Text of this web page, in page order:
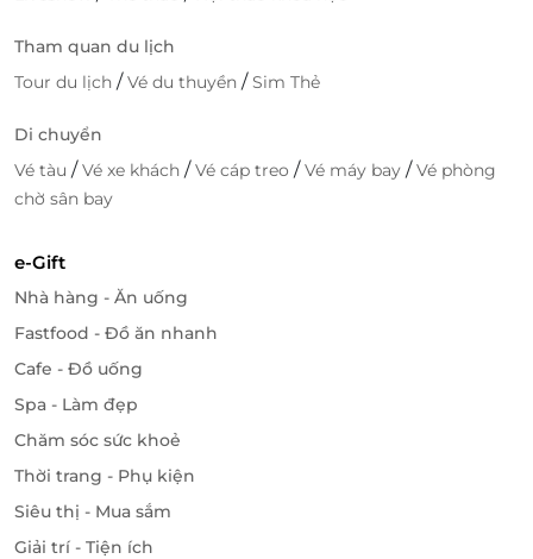
ngon miệng và dịch vụ chất lượng!
Tham quan du lịch
Tour du lịch /Vé du thuyền /Sim Thẻ
Di chuyển
Vé tàu /Vé xe khách /Vé cáp treo /Vé máy bay /Vé phòng
chờ sân bay
e-Gift
Nhà hàng - Ăn uống
Fastfood - Đồ ăn nhanh
Cafe - Đồ uống
Spa - Làm đẹp
Chăm sóc sức khoẻ
Thời trang - Phụ kiện
Siêu thị - Mua sắm
Giải trí - Tiện ích